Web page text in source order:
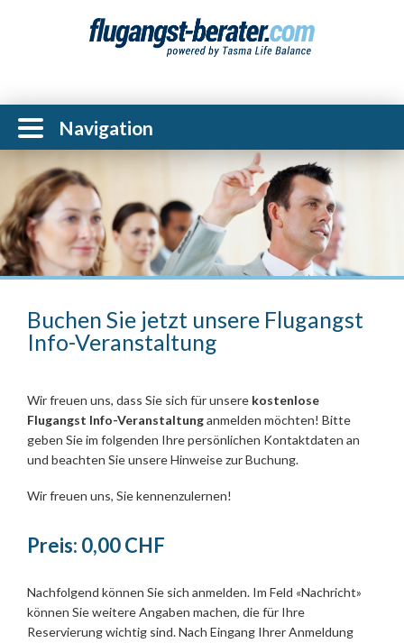
Buchen Sie jetzt unsere Flugangst
Info-Veranstaltung
Wir freuen uns, dass Sie sich für unsere kostenlose
Flugangst Info-Veranstaltunganmelden möchten! Bitte
geben Sie im folgenden Ihre persönlichen Kontaktdaten an
und beachten Sie unsere Hinweise zur Buchung.
Wir freuen uns, Sie kennenzulernen!
Preis: 0,00 CHF
Nachfolgend können Sie sich anmelden. Im Feld «Nachricht»
können Sie weitere Angaben machen, die für Ihre
Reservierung wichtig sind. Nach Eingang Ihrer Anmeldung
Navigation